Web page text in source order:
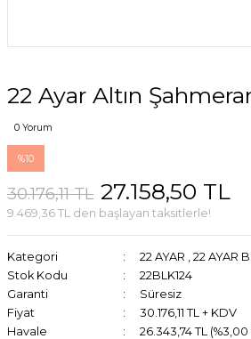
22 Ayar Altın
0 Yorum
%10
30.176,11 TL 27.158,50 TL
9.469,36 TL den başlayan taksitlerle!
Kategori 22 AYAR , 22 AYAR
Stok Kodu
22BLK124
Garanti
Süresiz
Fiyat
30.176,11 TL + KDV
Havale
26.343,74 TL